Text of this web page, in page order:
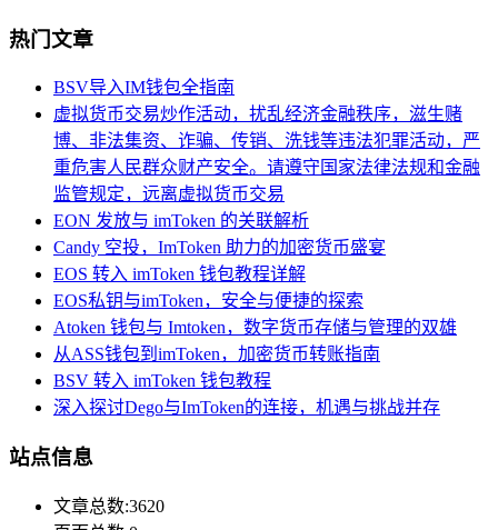
热门文章
BSV导入IM钱包全指南
虚拟货币交易炒作活动，扰乱经济金融秩序，滋生赌
博、非法集资、诈骗、传销、洗钱等违法犯罪活动，严
重危害人民群众财产安全。请遵守国家法律法规和金融
监管规定，远离虚拟货币交易
EON 发放与 imToken 的关联解析
Candy 空投，ImToken 助力的加密货币盛宴
EOS 转入 imToken 钱包教程详解
EOS私钥与imToken，安全与便捷的探索
Atoken 钱包与 Imtoken，数字货币存储与管理的双雄
从ASS钱包到imToken，加密货币转账指南
BSV 转入 imToken 钱包教程
深入探讨Dego与ImToken的连接，机遇与挑战并存
站点信息
文章总数:3620